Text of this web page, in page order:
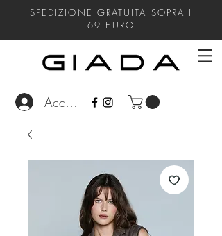
SPEDIZIONE GRATUITA SOPRA I
69 EURO
Accedi